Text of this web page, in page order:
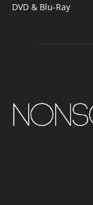
DVD & Blu-Ray